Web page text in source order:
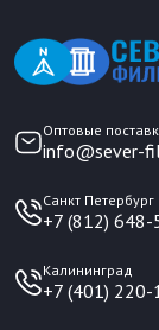
Оптовые
info@sever-
Санкт Петербург
+7 (812)
Калининград
+7 (401)